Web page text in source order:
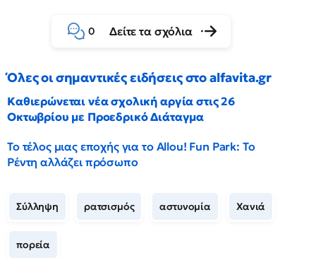
0 Δείτε τα σχόλια
Όλες οι σημαντικές ειδήσεις στο alfavita.gr
Καθιερώνεται νέα σχολική αργία στις 26
Οκτωβρίου με Προεδρικό Διάταγμα
Το τέλος μιας εποχής για το Allou! Fun Park: Το
Ρέντη αλλάζει πρόσωπο
Σύλληψη ρατσισμός αστυνομία Χανιά
πορεία